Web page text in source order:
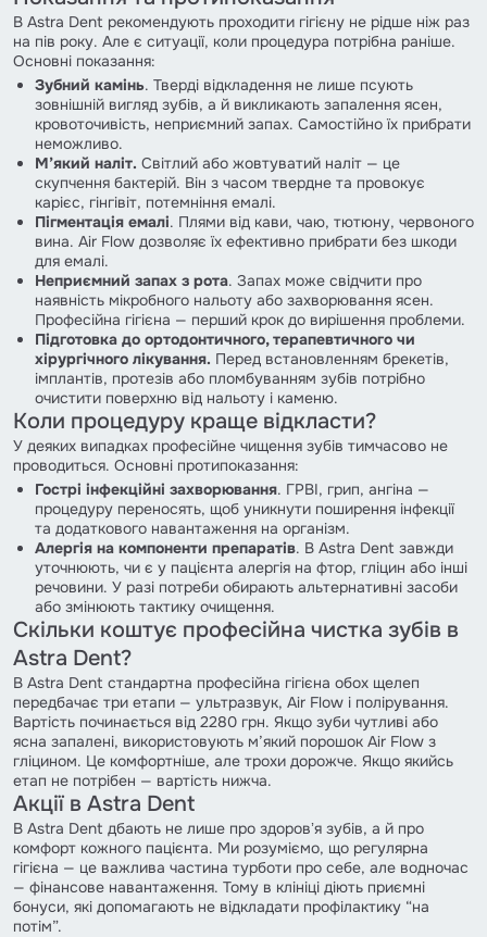
В Astra Dent рекомендують проходити гігієну не рідше ніж раз
на пів року. Але є ситуації, коли процедура потрібна раніше.
Основні показання:
Зубний камінь. Тверді відкладення не лише псують
зовнішній вигляд зубів, а й викликають запалення ясен,
кровоточивість, неприємний запах. Самостійно їх прибрати
неможливо.
М’який наліт. Світлий або жовтуватий наліт — це
скупчення бактерій. Він з часом твердне та провокує
карієс, гінгівіт, потемніння емалі.
Пігментація емалі. Плями від кави, чаю, тютюну, червоного
вина. Air Flow дозволяє їх ефективно прибрати без шкоди
для емалі.
Неприємний запах з рота. Запах може свідчити про
наявність мікробного нальоту або захворювання ясен.
Професійна гігієна — перший крок до вирішення проблеми.
Підготовка до ортодонтичного, терапевтичного чи
хірургічного лікування. Перед встановленням брекетів,
імплантів, протезів або пломбуванням зубів потрібно
очистити поверхню від нальоту і каменю.
Коли процедуру краще відкласти?
У деяких випадках професійне чищення зубів тимчасово не
проводиться. Основні протипоказання:
Гострі інфекційні захворювання. ГРВІ, грип, ангіна —
процедуру переносять, щоб уникнути поширення інфекції
та додаткового навантаження на організм.
Алергія на компоненти препаратів. В Astra Dent завжди
уточнюють, чи є у пацієнта алергія на фтор, гліцин або інші
речовини. У разі потреби обирають альтернативні засоби
або змінюють тактику очищення.
Скільки коштує професійна чистка зубів в
Astra Dent?
В Astra Dent стандартна професійна гігієна обох щелеп
передбачає три етапи — ультразвук, Air Flow і полірування.
Вартість починається від 2280 грн. Якщо зуби чутливі або
ясна запалені, використовують м’який порошок Air Flow з
гліцином. Це комфортніше, але трохи дорожче. Якщо якийсь
етап не потрібен — вартість нижча.
Акції в Astra Dent
В Astra Dent дбають не лише про здоровʼя зубів, а й про
комфорт кожного пацієнта. Ми розуміємо, що регулярна
гігієна — це важлива частина турботи про себе, але водночас
— фінансове навантаження. Тому в клініці діють приємні
бонуси, які допомагають не відкладати профілактику “на
потім”.